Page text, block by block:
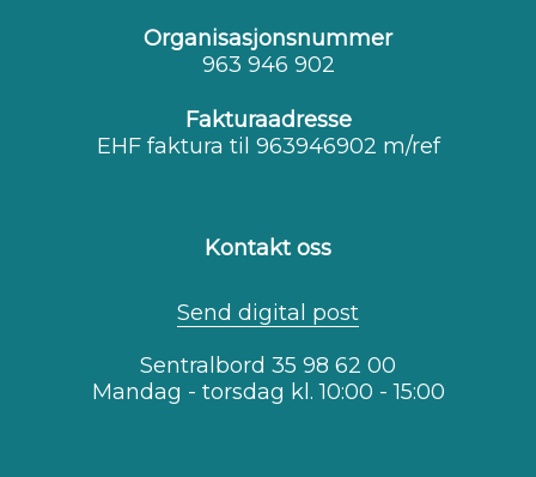
Organisasjonsnummer
963 946 902
Fakturaadresse
EHF faktura til 963946902 m/ref
Kontakt oss
Send digital post
Sentralbord 35 98 62 00
Mandag - torsdag kl. 10:00 - 15:00